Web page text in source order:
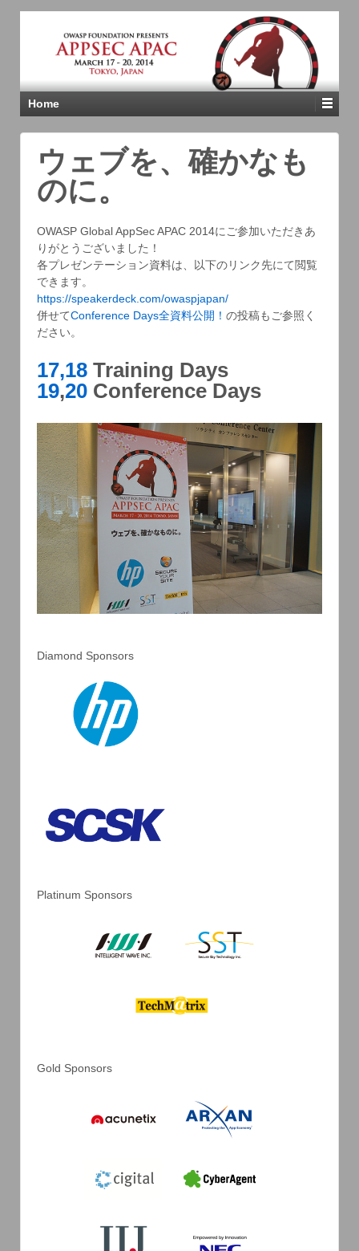
Home
ウェブを、確かなも
のに。
OWASP Global AppSec APAC 2014にご参加いただきあ
りがとうございました！
各プレゼンテーション資料は、以下のリンク先にて閲覧
できます。
https://speakerdeck.com/owaspjapan/
併せてConference Days全資料公開！ の投稿もご参照く
ださい。
17,18 Training Days
19,20 Conference Days
Diamond Sponsors
Platinum Sponsors
Gold Sponsors